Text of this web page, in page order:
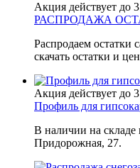
Акция действует до
РАСПРОДАЖА
Распродаем
скачать остатки и
Акция действует до
Профиль для
В наличии на складе
Придорожная, 27.